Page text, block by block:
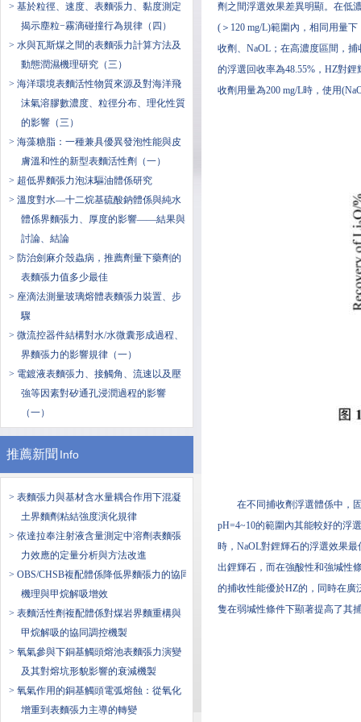
> 基於粒徑、速度、表麵張力、黏度測定
揭示塵粒−霧滴碰撞行為規律（四）
> 水與瓦斯煤之間的表麵張力計算方法及
動態潤濕機理研究（三）
> 海洋環境表麵活性物質來源及對海洋飛
沫氣溶膠數濃度、粒徑分布、理化性質
的影響（三）
> 海藻糖脂：一種兼具優異發泡性能與皮
膚溫和性的新型表麵活性劑（一）
> 超低界麵張力泡沫驅油體係研究
> 溫度對水—十二烷基硫酸鈉體係與純水
體係界麵張力、厚度的影響——結果與
討論、結論
> 防治劍麻介殼蟲病，推薦劑量下藥劑的
表麵張力值多少最佳
> 座滴法測量玻璃熔體表麵張力裝置、步
驟
> 微流控器件結構對水/水微囊形成過程、
界麵張力的影響規律（一）
> 電鍍液表麵張力、接觸角、流速以及壓
強等因素對矽通孔浸潤過程的影響
（一）
推薦新聞 Info
> 表麵張力與基材含水量耦合作用下混凝
土界麵劑粘結強度演化規律
> 依達拉奉注射液含量測定中溶劑表麵張
力效應的定量分析與方法改進
> OBS/CHSB複配體係降低界麵張力的協同
機理與甲烷解吸增效
> 表麵活性劑複配體係對煤岩界麵重構與
甲烷解吸的協同調控機製
> 氧氣參與下銅基觸頭熔池表麵張力演變
及其對熔坑形貌影響的衰減機製
> 氧氣作用的銅基觸頭電弧熔蝕：從氧化
增重到表麵張力主導的轉變
劑之間浮選效果差異明顯。在低
(＞120 mg/L)範圍內，相同用量
收劑、NaOL；在高濃度區間，
的浮選回收率為48.55%，HZ對
收劑用量為200 mg/L時，使用
在不同捕收劑浮選體係中，
pH=4~10的範圍內其能較好的浮
時，NaOL對鋰輝石的浮選效果
出鋰輝石，而在強酸性和強堿性
的捕收性能優於HZ的，同時在廣
隻在弱堿性條件下顯著提高了其